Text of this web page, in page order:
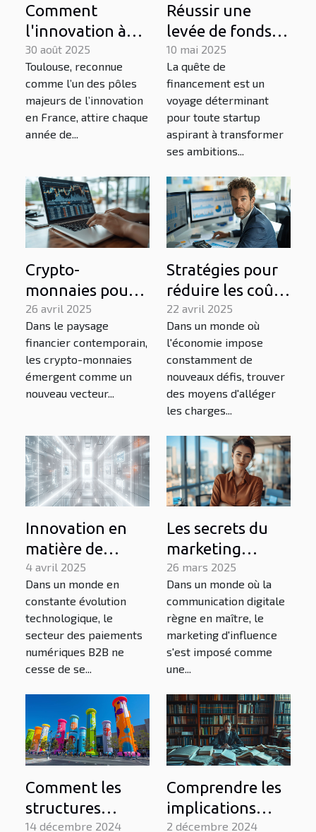
Comment
l'innovation à
Toulouse
stimule-t-elle les
nouvelles
entreprises ?
30 août 2025
Toulouse, reconnue
comme l’un des pôles
majeurs de l’innovation
en France, attire chaque
année de...
Réussir une
levée de fonds
en startup les
étapes clés pour
attirer les
investisseurs
10 mai 2025
La quête de
financement est un
voyage déterminant
pour toute startup
aspirant à transformer
ses ambitions...
Crypto-
monnaies pour
entreprises
comprendre les
risques et
opportunités
26 avril 2025
Dans le paysage
financier contemporain,
les crypto-monnaies
émergent comme un
nouveau vecteur...
Stratégies pour
réduire les coûts
de votre
assurance vie
22 avril 2025
Dans un monde où
l'économie impose
constamment de
nouveaux défis, trouver
des moyens d'alléger
les charges...
Innovation en
matière de
paiement
numérique pour
les transactions
B2B
4 avril 2025
Dans un monde en
constante évolution
technologique, le
secteur des paiements
numériques B2B ne
cesse de se...
Les secrets du
marketing
d'influence pour
les marques B2B
26 mars 2025
Dans un monde où la
communication digitale
règne en maître, le
marketing d'influence
s'est imposé comme
une...
Comment les
structures
gonflables
14 décembre 2024
Comprendre les
implications
juridiques de
2 décembre 2024